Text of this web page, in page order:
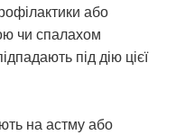
або
чи спалахом
під дію цієї
на астму або